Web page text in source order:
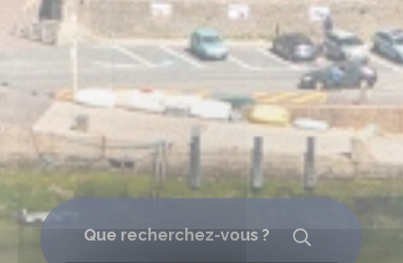
Que recherchez-vous ?
Rechercher